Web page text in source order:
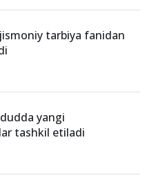
tarbiya fanidan
yangi
tashkil etiladi